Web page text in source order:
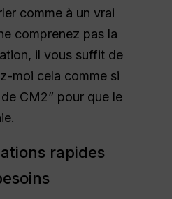
comme à un vrai
comprenez pas la
il vous suffit de
moi cela comme si
CM2” pour que le
rapides